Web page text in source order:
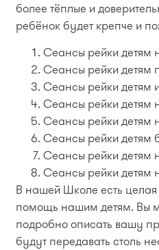
более тёплые и
ребёнок будет крепче и
Сеансы рейки детям
Сеансы рейки детям
Сеансы рейки детям
Сеансы рейки детям
Сеансы рейки детям
Сеансы рейки детям
Сеансы рейки детям
Сеансы рейки детям
В нашей Школе есть
помощь нашим детям. Вы
подробно описать вашу
будут передавать столь